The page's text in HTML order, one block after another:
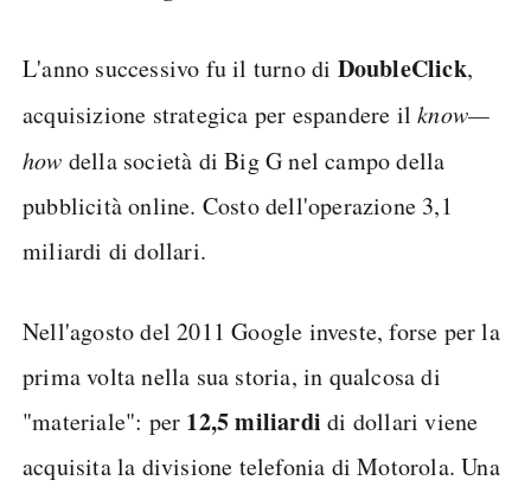
L'anno successivo fu il turno di DoubleClick,
acquisizione strategica per espandere ilknow—
how della società di Big G nel campo della
pubblicità online. Costo dell'operazione 3,1
miliardi di dollari.
Nell'agosto del 2011 Google investe, forse per la
prima volta nella sua storia, in qualcosa di
"materiale": per 12,5 miliardi di dollari viene
acquisita la divisione telefonia di Motorola. Una